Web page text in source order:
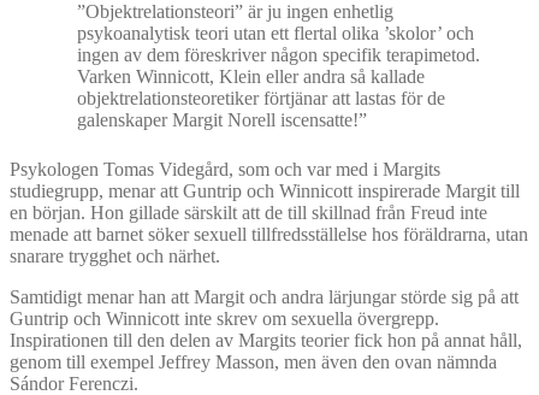
”Objektrelationsteori” är ju ingen enhetlig
psykoanalytisk teori utan ett flertal olika ’skolor’ och
ingen av dem föreskriver någon specifik terapimetod.
Varken Winnicott, Klein eller andra så kallade
objektrelationsteoretiker förtjänar att lastas för de
galenskaper Margit Norell iscensatte!”
Psykologen Tomas Videgård, som och var med i Margits
studiegrupp, menar att Guntrip och Winnicott inspirerade Margit till
en början. Hon gillade särskilt att de till skillnad från Freud inte
menade att barnet söker sexuell tillfredsställelse hos föräldrarna, utan
snarare trygghet och närhet.
Samtidigt menar han att Margit och andra lärjungar störde sig på att
Guntrip och Winnicott inte skrev om sexuella övergrepp.
Inspirationen till den delen av Margits teorier fick hon på annat håll,
genom till exempel Jeffrey Masson, men även den ovan nämnda
Sándor Ferenczi.